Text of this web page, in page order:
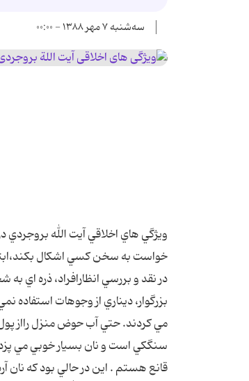
سه‌شنبه ۷ مهر ۱۳۸۸ - ۰۰:۰۰
ويژگي هاي اخلاقي آيت الله
خواست به سخن کسي اشکال
در نقد و بررسي انظارافراد، ذره اي
بزرگوار، ديناري از وجوهات
مي کردند. حتي آب حوض منزل رااز
سنگکي است و نان بسيار خوبي مي
قانع هستم . اين در حالي بود که نان